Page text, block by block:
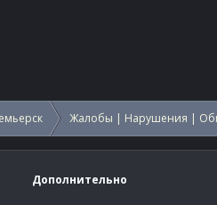
Жалобы | Нарушения |
Дополнительно